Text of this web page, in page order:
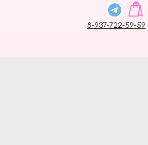
8-937-722-59-59